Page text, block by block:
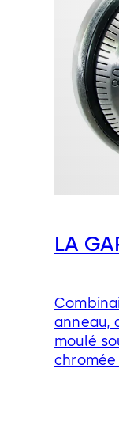
LA
anneau,
moulé